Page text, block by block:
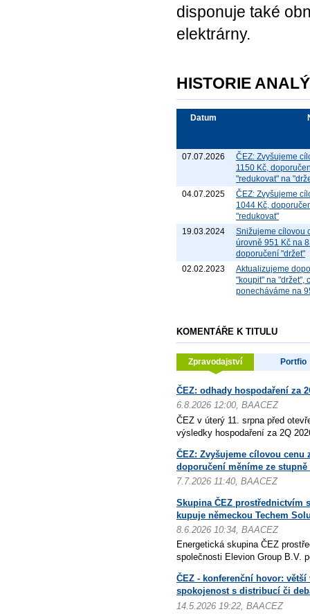
disponuje také
elektrárny.
HISTORIE
Datum
07.07.2026
ČEZ: Zvyšujeme
1150 Kč,
"redukovat" na
04.07.2025
ČEZ: Zvyšujeme
1044 Kč,
"redukovat"
19.03.2024
Snižujeme cílovou
úrovně 951 Kč na
doporučení "držet"
02.02.2023
Aktualizujeme
"koupit" na "držet",
ponecháváme na
KOMENTÁŘE K TITULU
Zpravodajství Portfio
ČEZ: odhady hospodaření za
6.8.2026 12:00, BAACEZ
ČEZ v úterý 11. srpna před
výsledky hospodaření za 2Q
ČEZ: Zvyšujeme cílovou cenu
doporučení měníme ze
7.7.2026 11:40, BAACEZ
Skupina ČEZ prostřednictvím
kupuje německou Techem
8.6.2026 10:34, BAACEZ
Energetická skupina ČEZ
společnosti Elevion Group B.V.
ČEZ - konferenční hovor:
spokojenost s distribucí či
14.5.2026 19:22, BAACEZ